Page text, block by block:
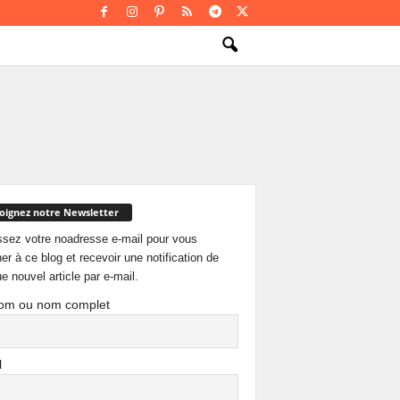
notre Newsletter
votre noadresse e-mail pour vous
à ce blog et recevoir une notification de
nouvel article par e-mail.
ou nom complet